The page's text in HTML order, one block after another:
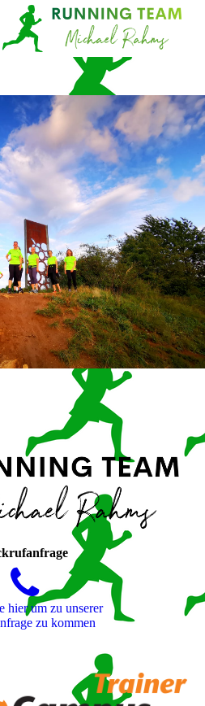
hier um zu unserer
zu kommen